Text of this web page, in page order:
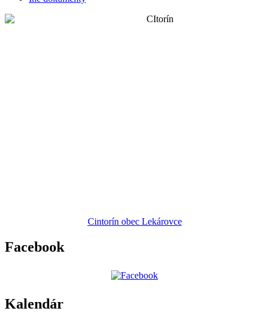
Cintorín obec Lekárovce
Facebook
Kalendár